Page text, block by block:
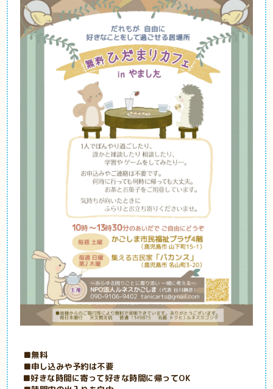
■無料
■申し込みや予約は不要
■好きな時間に寄って好きな時間に帰ってOK